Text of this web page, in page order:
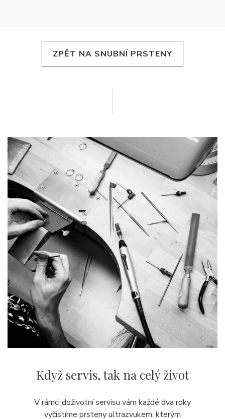
ZPĚT NA SNUBNÍ PRSTENY
Když servis,tak na celý život
V rámci doživotní servisu vám každé dva roky
vyčistíme prsteny ultrazvukem, kterým